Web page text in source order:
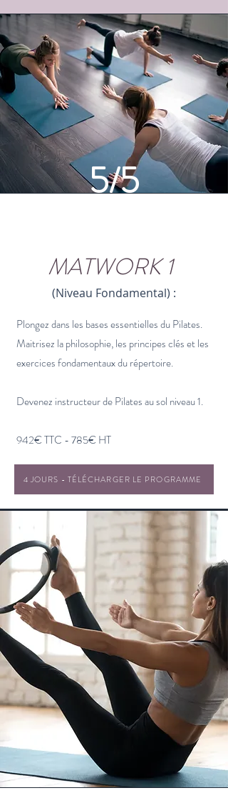
MATWORK 1
(Niveau Fondamental) :
Plongez dans les bases essentielles du Pilates.
Maitrisez la philosophie, les principes clés et les
exercices fondamentaux du répertoire.
Devenez instructeur de Pilates au sol niveau 1.
942€ TTC - 785€ HT
4 JOURS - TÉLÉCHARGER LE PROGRAMME
5/5